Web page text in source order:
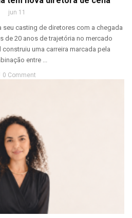
jun 11
seu casting de diretores com a chegada
de 20 anos de trajetória no mercado
uma carreira marcada pela
entre ...
0 Comment